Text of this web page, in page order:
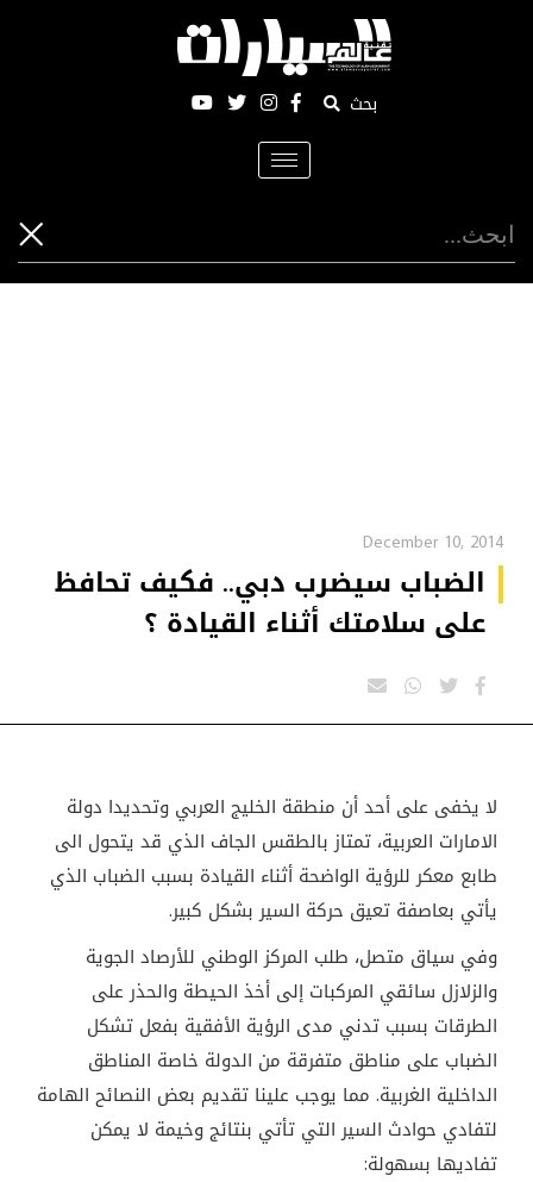
بحث
Toggle
navigation
December 10, 2014
الضباب سيضرب دبي.. فكيف تحافظ
على سلامتك أثناء القيادة ؟
لا يخفى على أحد أن منطقة الخليج العربي وتحديدا دولة
الامارات العربية، تمتاز بالطقس الجاف الذي قد يتحول الى
طابع معكر للرؤية الواضحة أثناء القيادة بسبب الضباب الذي
يأتي بعاصفة تعيق حركة السير بشكل كبير.
وفي سياق متصل، طلب المركز الوطني للأرصاد الجوية
والزلازل سائقي المركبات إلى أخذ الحيطة والحذر على
الطرقات بسبب تدني مدى الرؤية الأفقية بفعل تشكل
الضباب على مناطق متفرقة من الدولة خاصة المناطق
الداخلية الغربية. مما يوجب علينا تقديم بعض النصائح الهامة
لتفادي حوادث السير التي تأتي بنتائج وخيمة لا يمكن
تفاديها بسهولة: